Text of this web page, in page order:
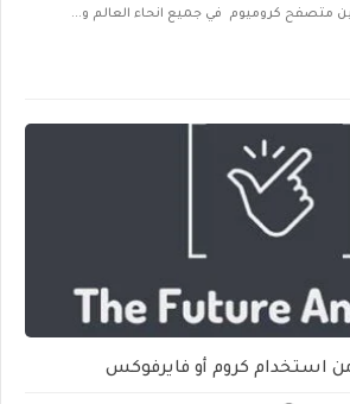
متصفح كروميوم في جميع انحاء العالم و...
استخدام كروم أو فايرفوكس